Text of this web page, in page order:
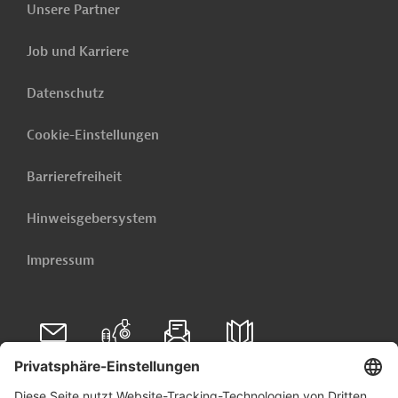
Sambia - Bau, Verbesserung bestehender
Geräte zur Überwachung der Wasserentnahme
Weitere verwandte Inhalte anzeigen
Unsere Partner
Job und Karriere
Datenschutz
Cookie-Einstellungen
Barrierefreiheit
Hinweisgebersystem
Impressum